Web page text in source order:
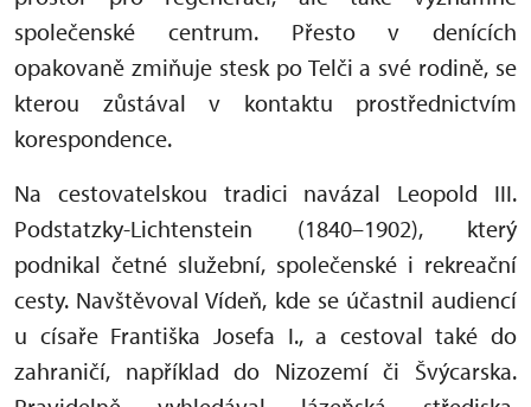
společenské centrum. Přesto v denících
opakovaně zmiňuje stesk po Telči a své rodině, se
kterou zůstával v kontaktu prostřednictvím
korespondence.
Na cestovatelskou tradici navázal Leopold III.
Podstatzky-Lichtenstein (1840–1902), který
podnikal četné služební, společenské i rekreační
cesty. Navštěvoval Vídeň, kde se účastnil audiencí
u císaře Františka Josefa I., a cestoval také do
zahraničí, například do Nizozemí či Švýcarska.